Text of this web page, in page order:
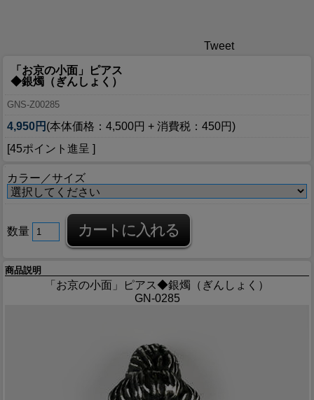
Tweet
「お京の小面」ピアス
◆銀燭（ぎんしょく）
GNS-Z00285
4,950円 (本体価格：4,500円 + 消費税：450円)
[45ポイント進呈 ]
カラー／サイズ
数量
商品説明
「お京の小面」ピアス◆銀燭（ぎんしょく）
GN-0285